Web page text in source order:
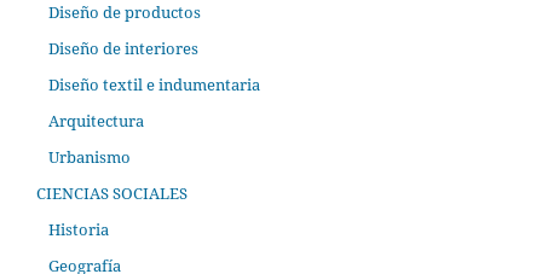
Diseño de productos
Diseño de interiores
Diseño textil e indumentaria
Arquitectura
Urbanismo
CIENCIAS SOCIALES
Historia
Geografía